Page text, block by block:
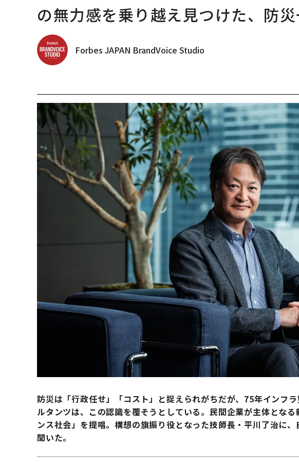
の無力感を乗り越え見つけた、防
Forbes JAPAN BrandVoice Studio
防災は「行政任せ」「コスト」と捉えられがちだが、75年インフ
ルタンツは、この認識を覆そうとしている。民間企業が主体とな
ンス社会」を提唱。構想の旗振り役となった技師長・平川了治に
聞いた。